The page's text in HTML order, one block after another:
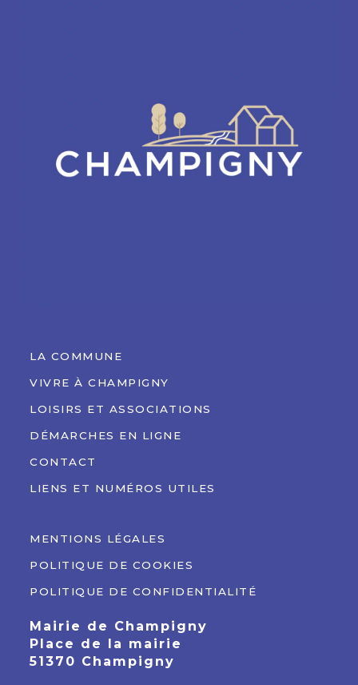
LA COMMUNE
VIVRE À CHAMPIGNY
LOISIRS ET ASSOCIATIONS
DÉMARCHES EN LIGNE
CONTACT
LIENS ET NUMÉROS UTILES
MENTIONS LÉGALES
POLITIQUE DE COOKIES
POLITIQUE DE CONFIDENTIALITÉ
Mairie de Champigny
Place de la mairie
51370 Champigny